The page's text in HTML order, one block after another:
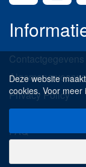
Contactgegevens
Algemene
Privacy Policy
Wordt
FAQ
Deze website
cookies. Voor